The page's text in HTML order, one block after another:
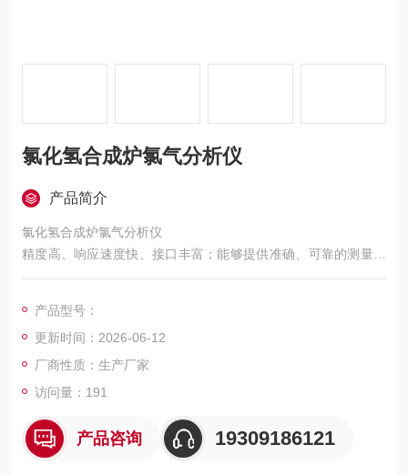
氯化氢合成炉氯气分析仪
产品简介
氯化氢合成炉氯气分析仪
精度高、响应速度快、接口丰富；能够提供准确、可靠的测量结
果，可测量各种气体中微量水分含量，适用于对水分含量有严格
量保证还是实验研究中，都能提供准确的数据支持，帮助用户实
现更高的效率和质量标准。
产品型号：
更新时间：2026-06-12
厂商性质：生产厂家
访问量：191
产品咨询 19309186121